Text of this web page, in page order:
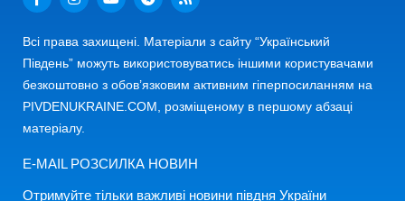
Всі права захищені. Матеріали з сайту “Український
Південь” можуть використовуватись іншими користувачами
безкоштовно з обов’язковим активним гіперпосиланням на
PIVDENUKRAINE.COM, розміщеному в першому абзаці
матеріалу.
E-MAIL РОЗСИЛКА НОВИН
Отримуйте тільки важливі новини півдня України